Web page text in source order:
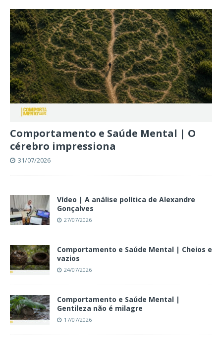
Comportamento e Saúde Mental | O
cérebro impressiona
31/07/2026
Vídeo | A análise política de Alexandre
Gonçalves
27/07/2026
Comportamento e Saúde Mental | Cheios e
vazios
24/07/2026
Comportamento e Saúde Mental |
Gentileza não é milagre
17/07/2026